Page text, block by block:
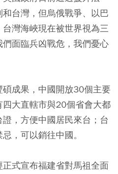
台灣，但烏俄戰爭、以巴
灣海峽現在被世界視為三
面臨兵凶戰危，我們憂心
成果，中國開放30個主要
大直轄市與20個省會大都
，方便中國居民來台；台
，可以銷往中國。
式宣布福建省對馬祖全面